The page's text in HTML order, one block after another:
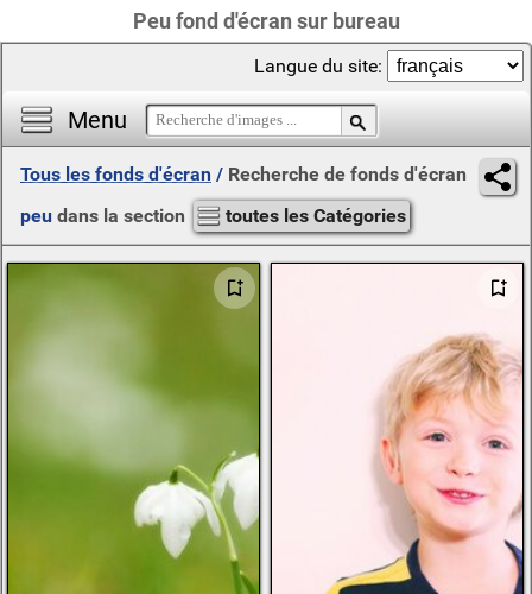
Peu fond d'écran sur bureau
Menu
Langue du site:
Tous les fonds d'écran / Recherche de fonds d'écran
peu dans la section toutes les Catégories